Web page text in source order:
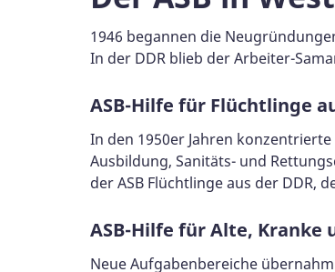
1946 begannen die
In der DDR blieb der Arbeiter-
ASB-Hilfe für Flüchtlinge
In den 1950er Jahren
Ausbildung, Sanitäts- und
der ASB Flüchtlinge aus der DDR,
ASB-Hilfe für Alte, Kranke
Neue Aufgabenbereiche